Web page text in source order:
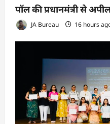
पॉल की प्रधानमंत्री से
JA Bureau 16 hours